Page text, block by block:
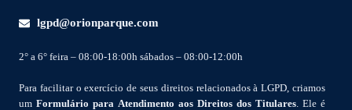
lgpd@orionparque.com
2° a 6° feira – 08:00-18:00h sábados – 08:00-12:00h
Para facilitar o exercício de seus direitos relacionados à LGPD, criamos
um Formulário para Atendimento aos Direitos dos Titulares. Ele é